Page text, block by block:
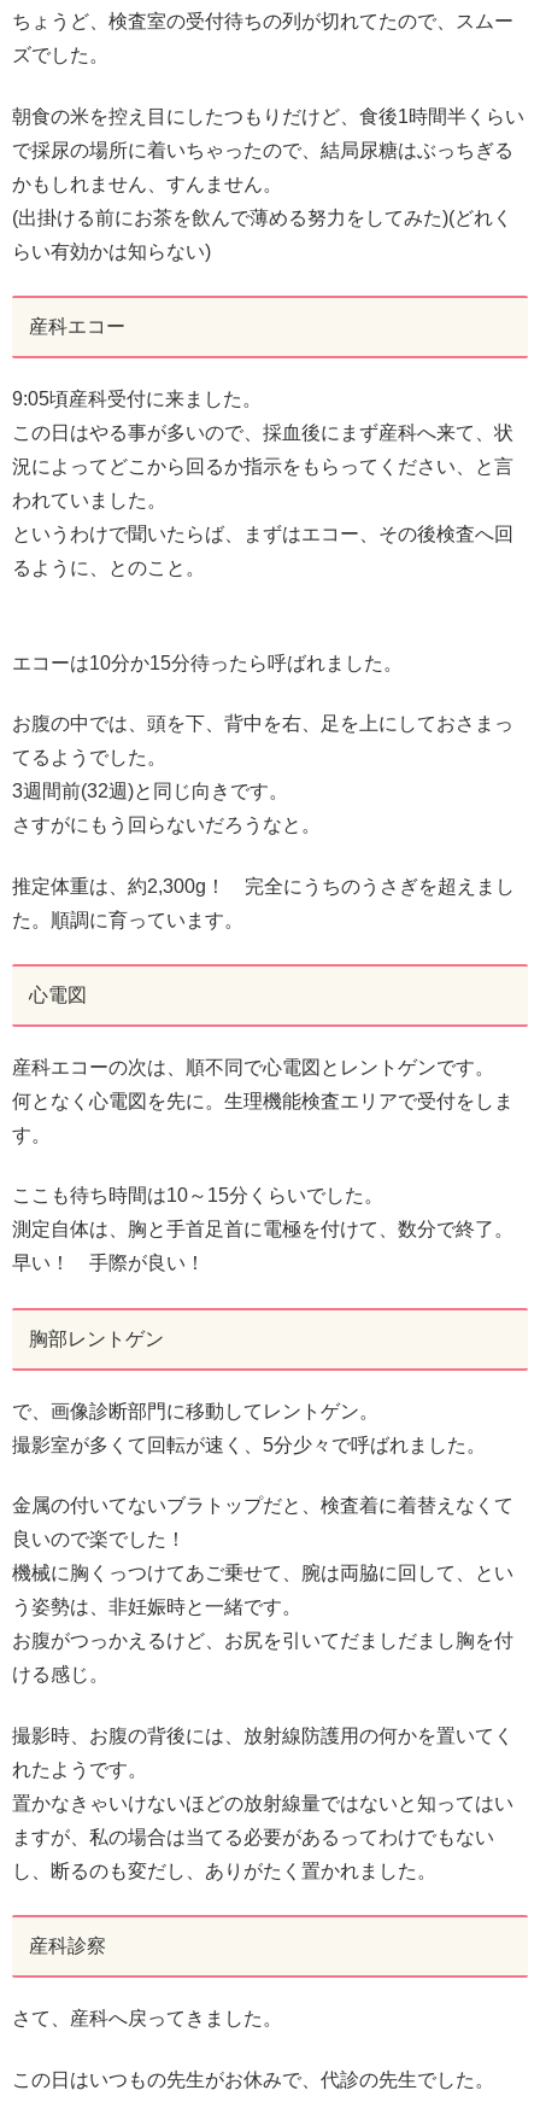
ちょうど、検査室の受付待ちの列が切れてたので、スムー
ズでした。
朝食の米を控え目にしたつもりだけど、食後1時間半くらい
で採尿の場所に着いちゃったので、結局尿糖はぶっちぎる
かもしれません、すんません。
(出掛ける前にお茶を飲んで薄める努力をしてみた)(どれく
らい有効かは知らない)
産科エコー
9:05頃産科受付に来ました。
この日はやる事が多いので、採血後にまず産科へ来て、状
況によってどこから回るか指示をもらってください、と言
われていました。
というわけで聞いたらば、まずはエコー、その後検査へ回
るように、とのこと。
エコーは10分か15分待ったら呼ばれました。
お腹の中では、頭を下、背中を右、足を上にしておさまっ
てるようでした。
3週間前(32週)と同じ向きです。
さすがにもう回らないだろうなと。
推定体重は、約2,300g！ 完全にうちのうさぎを超えまし
た。順調に育っています。
心電図
産科エコーの次は、順不同で心電図とレントゲンです。
何となく心電図を先に。生理機能検査エリアで受付をしま
す。
ここも待ち時間は10～15分くらいでした。
測定自体は、胸と手首足首に電極を付けて、数分で終了。
早い！ 手際が良い！
胸部レントゲン
で、画像診断部門に移動してレントゲン。
撮影室が多くて回転が速く、5分少々で呼ばれました。
金属の付いてないブラトップだと、検査着に着替えなくて
良いので楽でした！
機械に胸くっつけてあご乗せて、腕は両脇に回して、とい
う姿勢は、非妊娠時と一緒です。
お腹がつっかえるけど、お尻を引いてだましだまし胸を付
ける感じ。
撮影時、お腹の背後には、放射線防護用の何かを置いてく
れたようです。
置かなきゃいけないほどの放射線量ではないと知ってはい
ますが、私の場合は当てる必要があるってわけでもない
し、断るのも変だし、ありがたく置かれました。
産科診察
さて、産科へ戻ってきました。
この日はいつもの先生がお休みで、代診の先生でした。